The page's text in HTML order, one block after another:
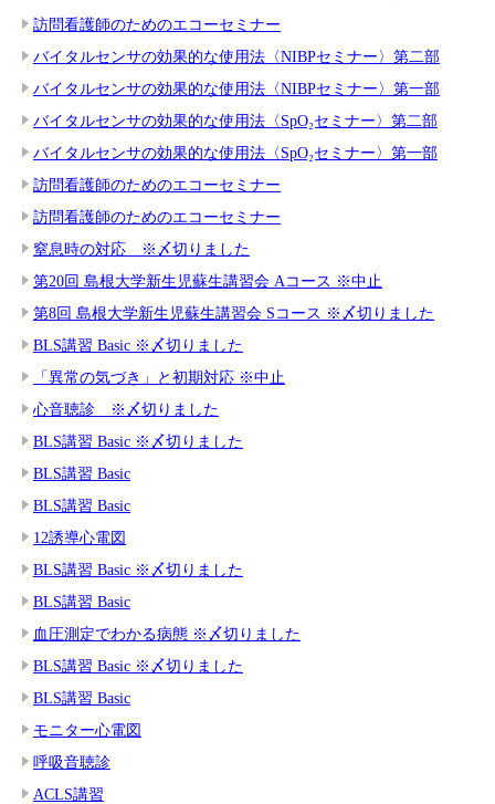
訪問看護師のためのエコーセミナー
バイタルセンサの効果的な使用法〈NIBPセミナー〉第二部
バイタルセンサの効果的な使用法〈NIBPセミナー〉第一部
バイタルセンサの効果的な使用法〈SpO₂セミナー〉第二部
バイタルセンサの効果的な使用法〈SpO₂セミナー〉第一部
訪問看護師のためのエコーセミナー
訪問看護師のためのエコーセミナー
窒息時の対応 ※〆切りました
第20回 島根大学新生児蘇生講習会 Aコース ※中止
第8回 島根大学新生児蘇生講習会 Sコース ※〆切りました
BLS講習 Basic ※〆切りました
「異常の気づき」と初期対応 ※中止
心音聴診 ※〆切りました
BLS講習 Basic ※〆切りました
BLS講習 Basic
BLS講習 Basic
12誘導心電図
BLS講習 Basic ※〆切りました
BLS講習 Basic
血圧測定でわかる病態 ※〆切りました
BLS講習 Basic ※〆切りました
BLS講習 Basic
モニター心電図
呼吸音聴診
ACLS講習